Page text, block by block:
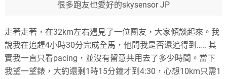
很多跑友也愛好的skysensor JP
走著走著，在32km左右遇見了一位團友，大家傾談起來。我
說我在追趕4小時30分完成全馬，他問我是否還追得到….. 其
實我一直只看pacing，並沒有留意共用去了多少時間。當下
我望一望錶，大約還剩1時15分鐘才到4:30，心想10km只需1